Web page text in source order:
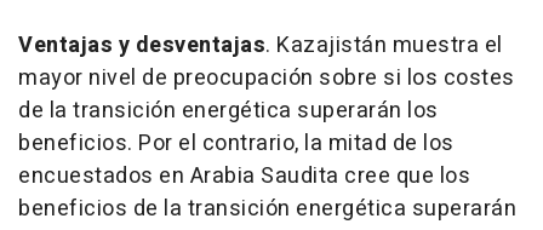
Ventajas y desventajas. Kazajistán muestra el
mayor nivel de preocupación sobre si los costes
de la transición energética superarán los
beneficios. Por el contrario, la mitad de los
encuestados en Arabia Saudita cree que los
beneficios de la transición energética superarán